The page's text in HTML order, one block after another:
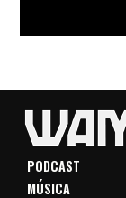
PODCAST
MÚSICA